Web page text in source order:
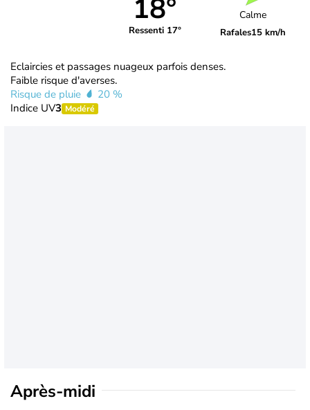
18°
Ressenti 17°
Calme
Rafales15 km/h
Eclaircies et passages nuageux parfois denses.
Faible risque d'averses.
Risque de pluie
20 %
Indice UV3 Modéré
Après-midi